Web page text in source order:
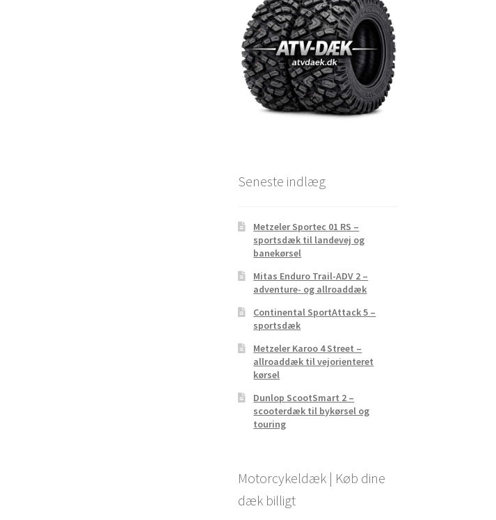
Seneste indlæg
Metzeler Sportec 01 RS –
sportsdæk til landevej og
banekørsel
Mitas Enduro Trail-ADV 2 –
adventure- og allroaddæk
Continental SportAttack 5 –
sportsdæk
Metzeler Karoo 4 Street –
allroaddæk til vejorienteret
kørsel
Dunlop ScootSmart 2 –
scooterdæk til bykørsel og
touring
Motorcykeldæk | Køb dine
dæk billigt